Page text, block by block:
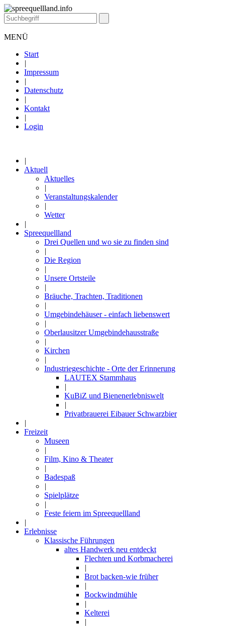
MENÜ
Start
|
Impressum
|
Datenschutz
|
Kontakt
|
Login
|
Aktuell
Aktuelles
|
Veranstaltungskalender
|
Wetter
|
Spreequellland
Drei Quellen und wo sie zu finden sind
|
Die Region
|
Unsere Ortsteile
|
Bräuche, Trachten, Traditionen
|
Umgebindehäuser - einfach liebenswert
|
Oberlausitzer Umgebindehausstraße
|
Kirchen
|
Industriegeschichte - Orte der Erinnerung
LAUTEX Stammhaus
|
KuBiZ und Bienenerlebniswelt
|
Privatbrauerei Eibauer Schwarzbier
|
Freizeit
Museen
|
Film, Kino & Theater
|
Badespaß
|
Spielplätze
|
Feste feiern im Spreequellland
|
Erlebnisse
Klassische Führungen
altes Handwerk neu entdeckt
Flechten und Korbmacherei
|
Brot backen-wie früher
|
Bockwindmühle
|
Kelterei
|